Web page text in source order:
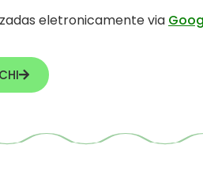
eletronicamente via